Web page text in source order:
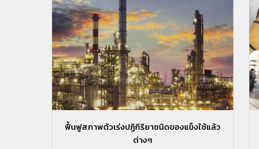
ฟื้นฟูสภาพตัวเร่งปฏิกิริยาชนิดของแข็งใช้แล้ว
ต่างๆ